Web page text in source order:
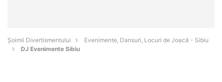
Şoimii Divertismentului
Evenimente, Dansuri, Locuri de Joacă - Sibiu
DJ Evenimente Sibiu